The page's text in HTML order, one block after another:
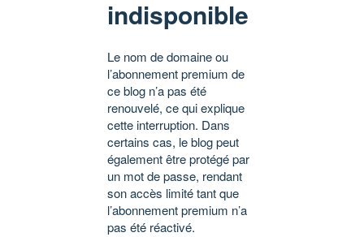
indisponible
Le nom de domaine ou
l’abonnement premium de
ce blog n’a pas été
renouvelé, ce qui explique
cette interruption. Dans
certains cas, le blog peut
également être protégé par
un mot de passe, rendant
son accès limité tant que
l’abonnement premium n’a
pas été réactivé.